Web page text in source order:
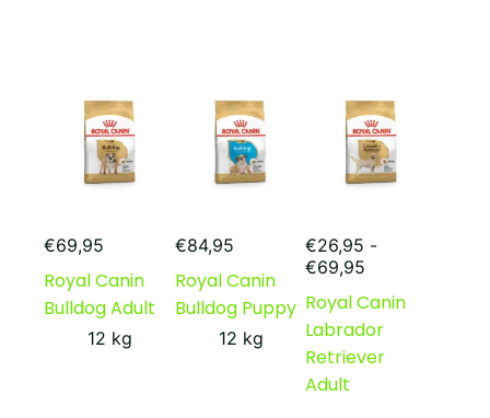
€69,95
Royal Canin
Bulldog Adult
12 kg
€84,95
Royal Canin
Bulldog Puppy
12 kg
€26,95 -
€69,95
precios:
desde
€26,95
Royal Canin
Labrador
Retriever
Adult